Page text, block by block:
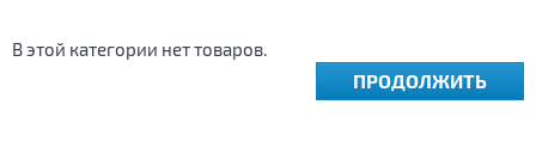
В этой категории нет товаров.
ПРОДОЛЖИТЬ